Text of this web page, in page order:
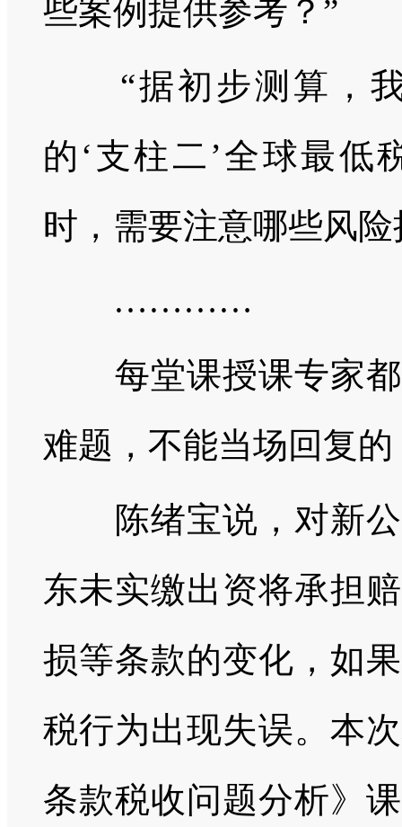
些案例提供参考？”
“据初步测算，我
的‘支柱二’全球最低
时，需要注意哪些风险
…………
每堂课授课专家都
难题，不能当场回复
陈绪宝说，对新公
东未实缴出资将承担
损等条款的变化，如
税行为出现失误。本
条款税收问题分析》